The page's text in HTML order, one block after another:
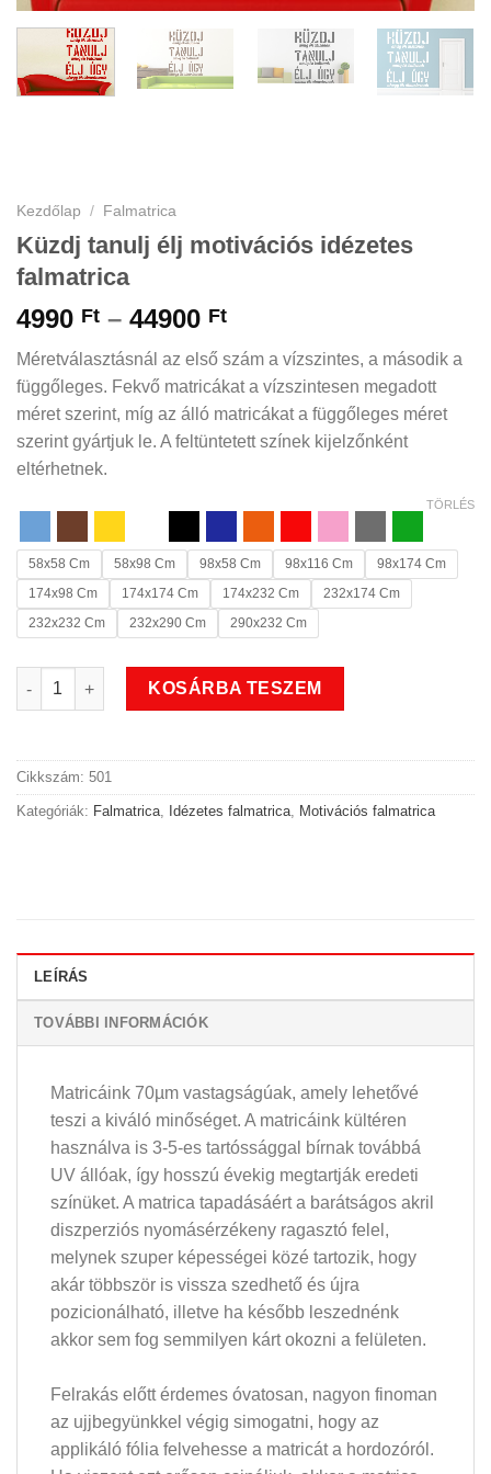
Kezdőlap / Falmatrica
Küzdj tanulj élj motivációs idézetes
falmatrica
4990 Ft – 44900 FtÁrtartomány:
4990 Ft
-
44900 Ft
Méretválasztásnál az első szám a vízszintes, a második a
függőleges. Fekvő matricákat a vízszintesen megadott
méret szerint, míg az álló matricákat a függőleges méret
szerint gyártjuk le. A feltüntetett színek kijelzőnként
eltérhetnek.
58x58 Cm 58x98 Cm 98x58 Cm 98x116 Cm
98x174 Cm
174x98 Cm
174x174 Cm 174x232 Cm
232x174 Cm
232x232 Cm
232x290 Cm 290x232 Cm
TÖRLÉS
Küzdj tanulj élj motivációs idézetes falmatrica mennyiség
KOSÁRBA TESZEM
Cikkszám: 501
Kategóriák: Falmatrica, Idézetes falmatrica, Motivációs falmatrica
LEÍRÁS
TOVÁBBI INFORMÁCIÓK
Matricáink 70µm vastagságúak, amely lehetővé
teszi a kiváló minőséget. A matricáink kültéren
használva is 3-5-es tartóssággal bírnak továbbá
UV állóak, így hosszú évekig megtartják eredeti
színüket. A matrica tapadásáért a barátságos akril
diszperziós nyomásérzékeny ragasztó felel,
melynek szuper képességei közé tartozik, hogy
akár többször is vissza szedhető és újra
pozicionálható, illetve ha később leszednénk
akkor sem fog semmilyen kárt okozni a felületen.
Felrakás előtt érdemes óvatosan, nagyon finoman
az ujjbegyünkkel végig simogatni, hogy az
applikáló fólia felvehesse a matricát a hordozóról.